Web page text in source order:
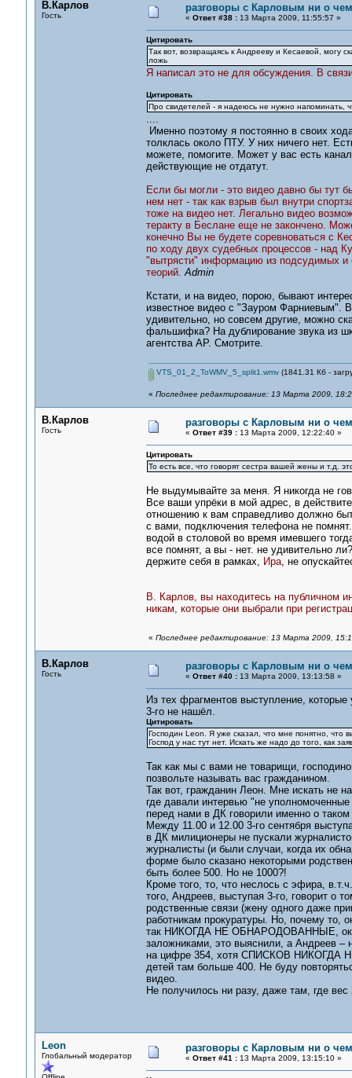
В.Карлов
Гость
разговоры с Карловым ни о
« Ответ #38 :13 Марта 2009, 11:55:57 »
Цитировать
Так вот, возвращаясь к Андрееву и Кесаевой, могу
ложь
Я написал это не для обсуждения. В
Цитировать
Про свидетелей - я надеюсь не нужно напоминать,
....
Именно поэтому я постоянно в своих
толклась около ПТУ. У них ничего нет.
можете, помогите. Может у вас есть
действующие не отдатут.
Если бы могли - это видео давно бы тут
нем нет - так как взрыв был внутри
тоже на видео нет. Легально видео
теракту в Беслане еще не закончено.
конечно Вы не будете соревноваться с
по ходу двух судебных процессов - над
"вытрясти" информацию из подсудимых и
теорий. Admin
Кстати, и на видео, порою, бывают
известное видео с "Зауром Фарниевым".
удивительно, но совсем другие, можно
фальшифка? На дублирование звука из
агентства АР. Смотрите.
VTS_01_2_ToWMV_5_split1.wmv(1841.31 Кб -
« Последнее редактирование: 13 Марта 2009,
В.Карлов
Гость
разговоры с Карловым ни о
« Ответ #39 :13 Марта 2009, 12:22:40 »
Цитировать
То есть все, что говорят сестра вашей жены и т.д.
Не выдумывайте за меня. Я никогда не
Все ваши упрёки в мой адрес, в
отношению к вам справедливо должно
с вами, подключения телефона не
водой в столовой во время имевшего
все помнят, а вы - нет. не удивительно
держите себя в рамках, Ира, не
В. Карлов, вы находитесь на публичном
никам, которые они выбрали при
« Последнее редактирование: 13 Марта 2009,
В.Карлов
Гость
разговоры с Карловым ни о
« Ответ #40 :13 Марта 2009, 13:13:58 »
Из тех фрагментов выступление,
3-го не нашёл.
Цитировать
Господин Lеоn. Я уже сказал, что мне понятно, что
Господ у нас тут нет. Искать же надо до того, как
Так как мы с вами не товарищи,
позвольте называть вас гражданином.
Так вот, гражданин Леон. Мне искать не
где давали интервью "не
перед нами в ДК говорили именно о таком
Между 11.00 и 12.00 3-го сентября
в ДК милиционеры не пускали
журналисты (и были случаи, когда их
форме было сказано некоторыми
быть более 500. Но не 1000?!
Кроме того, то, что неслось с эфира,
того, Андреев, выступая 3-го, говорит о
родственные связи (жену одного даже
работникам прокуратуры. Но, почему то,
так НИКОГДА НЕ ОБНАРОДОВАННЫЕ,
заложниками, это выяснили, а Андреев –
на цифре 354, хотя СПИСКОВ НИКОГДА НЕ
детей там больше 400. Не буду
видео.
Не получилось ни разу, даже там, где
Leon
Глобальный модератор
разговоры с Карловым ни о
« Ответ #41 :13 Марта 2009, 13:15:10 »